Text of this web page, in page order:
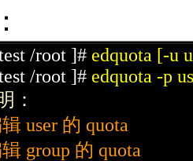
：
/root ]# edquota [-u
/root ]# edquota -p
：
user 的 quota
group 的 quota